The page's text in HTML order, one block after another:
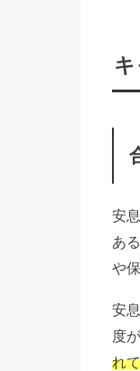
安
あ
や
安
度
れ